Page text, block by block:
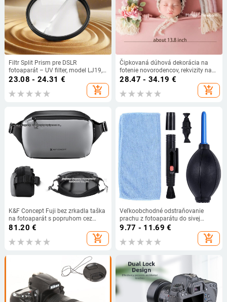
Filtr Split Prism pre DSLR
fotoaparát – UV filter, model LJ19,
čisté spracovanie, kompatibilný s
23.08 - 24.31 €
add_shopping_cart
Čipkovaná dúhová dekorácia na
fotenie novorodencov, rekvizity na
fotenie detí, nástenná dekorácia do
28.47 - 34.19 €
add_shopping_cart
K&F Concept Fuji bez zrkadla taška
na fotoaparát s popruhom cez
rameno – Fotografický balík
81.20 €
add_shopping_cart
Veľkoobchodné odstraňovanie
prachu z fotoaparátu do sivej
atmosféry fúkacia kefa na čistenie
fotoaparátu handričkou na objektív
pero fúkanie prachovej gule kože
9.77 - 11.69 €
add_shopping_cart